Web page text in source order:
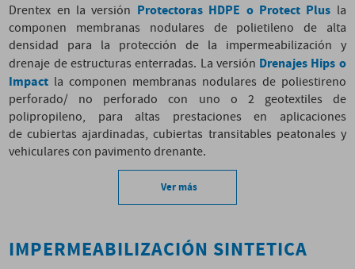
Drentex en la versión Protectoras HDPE o Protect Plus la
componen membranas nodulares de polietileno de alta
densidad para la protección de la impermeabilización y
drenaje de estructuras enterradas. La versión Drenajes Hips o
Impact la componen membranas nodulares de poliestireno
perforado/ no perforado con uno o 2 geotextiles de
polipropileno, para altas prestaciones en aplicaciones
de cubiertas ajardinadas, cubiertas transitables peatonales y
vehiculares con pavimento drenante.
Ver más
IMPERMEABILIZACIÓN SINTETICA